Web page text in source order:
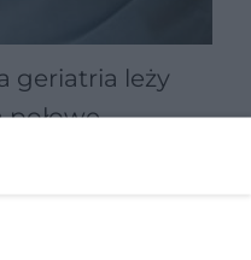
geriatria leży
połowę